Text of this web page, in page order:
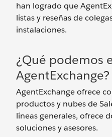
han logrado que
listas y reseñas de
instalaciones.
¿Qué podemos
AgentExchange?
AgentExchange ofrece
productos y nubes de
líneas generales, ofrece
soluciones y asesores.